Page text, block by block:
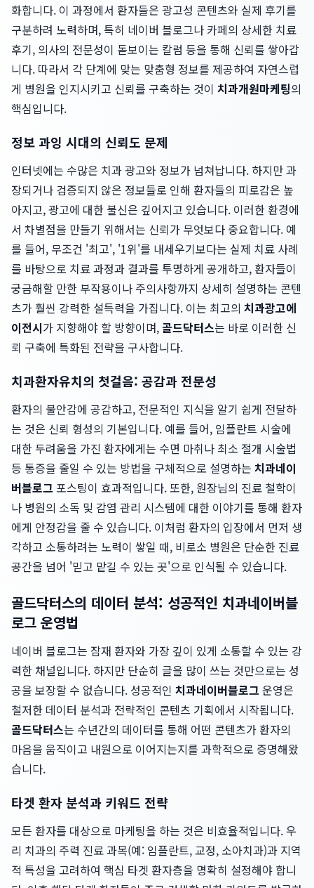
화합니다. 이 과정에서 환자들은 광고성 콘텐츠와 실제 후기를
구분하려 노력하며, 특히 네이버 블로그나 카페의 상세한 치료
후기, 의사의 전문성이 돋보이는 칼럼 등을 통해 신뢰를 쌓아갑
니다. 따라서 각 단계에 맞는 맞춤형 정보를 제공하여 자연스럽
게 병원을 인지시키고 신뢰를 구축하는 것이 치과개원마케팅의
핵심입니다.
정보 과잉 시대의 신뢰도 문제
인터넷에는 수많은 치과 광고와 정보가 넘쳐납니다. 하지만 과
장되거나 검증되지 않은 정보들로 인해 환자들의 피로감은 높
아지고, 광고에 대한 불신은 깊어지고 있습니다. 이러한 환경에
서 차별점을 만들기 위해서는 신뢰가 무엇보다 중요합니다. 예
를 들어, 무조건 '최고', '1위'를 내세우기보다는 실제 치료 사례
를 바탕으로 치료 과정과 결과를 투명하게 공개하고, 환자들이
궁금해할 만한 부작용이나 주의사항까지 상세히 설명하는 콘텐
츠가 훨씬 강력한 설득력을 가집니다. 이는 최고의 치과광고에
이전시가 지향해야 할 방향이며, 골드닥터스는 바로 이러한 신
뢰 구축에 특화된 전략을 구사합니다.
치과환자유치의 첫걸음: 공감과 전문성
환자의 불안감에 공감하고, 전문적인 지식을 알기 쉽게 전달하
는 것은 신뢰 형성의 기본입니다. 예를 들어, 임플란트 시술에
대한 두려움을 가진 환자에게는 수면 마취나 최소 절개 시술법
등 통증을 줄일 수 있는 방법을 구체적으로 설명하는 치과네이
버블로그 포스팅이 효과적입니다. 또한, 원장님의 진료 철학이
나 병원의 소독 및 감염 관리 시스템에 대한 이야기를 통해 환자
에게 안정감을 줄 수 있습니다. 이처럼 환자의 입장에서 먼저 생
각하고 소통하려는 노력이 쌓일 때, 비로소 병원은 단순한 진료
공간을 넘어 '믿고 맡길 수 있는 곳'으로 인식될 수 있습니다.
골드닥터스의 데이터 분석: 성공적인 치과네이버블
로그 운영법
네이버 블로그는 잠재 환자와 가장 깊이 있게 소통할 수 있는 강
력한 채널입니다. 하지만 단순히 글을 많이 쓰는 것만으로는 성
공을 보장할 수 없습니다. 성공적인 치과네이버블로그 운영은
철저한 데이터 분석과 전략적인 콘텐츠 기획에서 시작됩니다.
골드닥터스는 수년간의 데이터를 통해 어떤 콘텐츠가 환자의
마음을 움직이고 내원으로 이어지는지를 과학적으로 증명해왔
습니다.
타겟 환자 분석과 키워드 전략
모든 환자를 대상으로 마케팅을 하는 것은 비효율적입니다. 우
리 치과의 주력 진료 과목(예: 임플란트, 교정, 소아치과)과 지역
적 특성을 고려하여 핵심 타겟 환자층을 명확히 설정해야 합니